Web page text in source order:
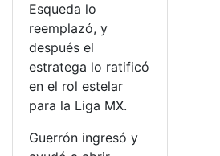
Esqueda lo
reemplazó, y
después el
estratega lo ratificó
en el rol estelar
para la Liga MX.
Guerrón ingresó y